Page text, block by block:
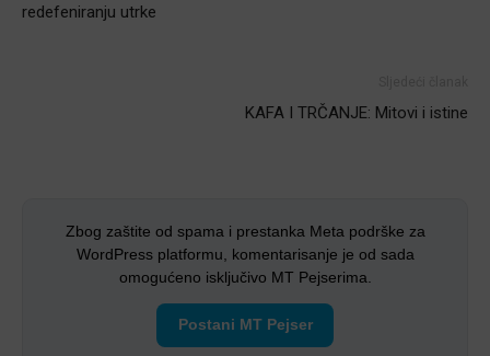
redefeniranju utrke
KAFA I TRČANJE: Mitovi i istine
Zbog zaštite od spama i prestanka Meta podrške za
WordPress platformu, komentarisanje je od sada
omogućeno isključivo MT Pejserima.
Postani MT Pejser